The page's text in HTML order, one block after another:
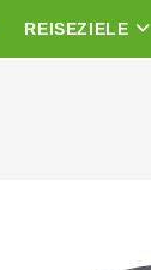
REISEZIELE